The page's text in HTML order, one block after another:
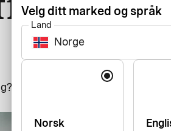
Velg ditt marked og språk
Land
Norge
Språk
Norsk
Her gir Andreas Bremo